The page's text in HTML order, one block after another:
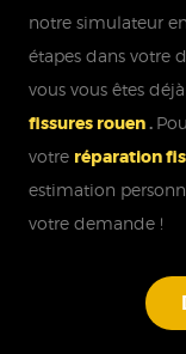
notre simulateur
étapes dans votre
vous vous êtes
fissures rouen.
votre réparation
estimation
votre demande !